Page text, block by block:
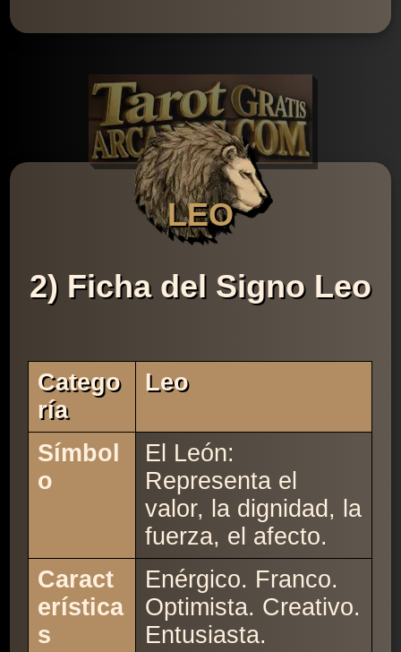
LEO
2) Ficha del Signo Leo
Catego
Ría
Leo
Símbol
o
El León:
Representa el
valor, la dignidad, la
fuerza, el afecto.
Caract
erística
s
Enérgico. Franco.
Optimista. Creativo.
Entusiasta.